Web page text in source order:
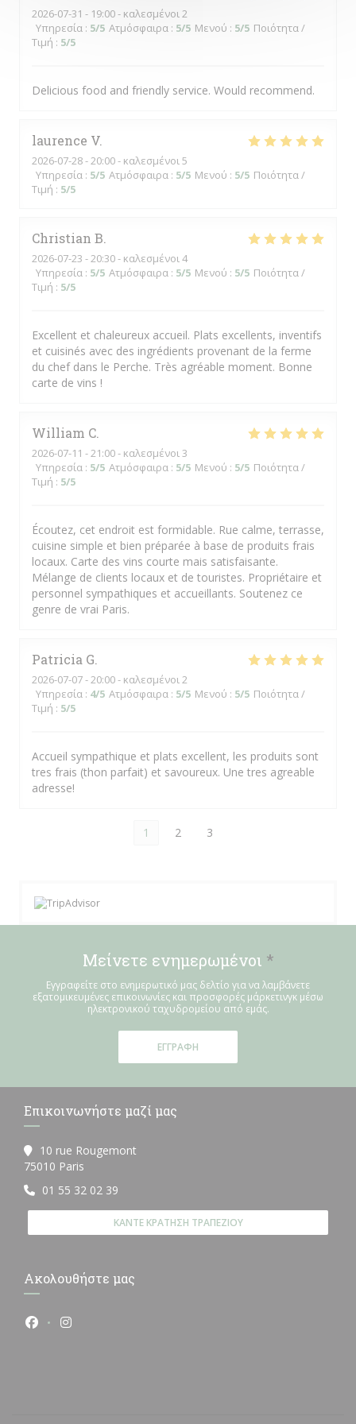
2026-07-31 - 19:00 - καλεσμένοι 2
Υπηρεσία : 5/5 Ατμόσφαιρα : 5/5 Μενού : 5/5 Ποιότητα /
Τιμή : 5/5
Delicious food and friendly service. Would recommend.
laurence V
2026-07-28- 20:00 - καλεσμένοι 5
Υπηρεσία : 5/5 Ατμόσφαιρα : 5/5 Μενού : 5/5 Ποιότητα /
Τιμή : 5/5
Christian B
2026-07-23 - 20:30 - καλεσμένοι 4
Υπηρεσία : 5/5 Ατμόσφαιρα : 5/5 Μενού : 5/5 Ποιότητα /
Τιμή : 5/5
Excellent et chaleureux accueil. Plats excellents, inventifs
et cuisinés avec des ingrédients provenant de la ferme
du chef dans le Perche. Très agréable moment. Bonne
carte de vins !
William C
2026-07-11 - 21:00 - καλεσμένοι 3
Υπηρεσία : 5/5 Ατμόσφαιρα : 5/5 Μενού : 5/5 Ποιότητα /
Τιμή : 5/5
Écoutez, cet endroit est formidable. Rue calme, terrasse,
cuisine simple et bien préparée à base de produits frais
locaux. Carte des vins courte mais satisfaisante.
Mélange de clients locaux et de touristes. Propriétaire et
personnel sympathiques et accueillants. Soutenez ce
genre de vrai Paris.
Patricia G
2026-07-07- 20:00 - καλεσμένοι 2
Υπηρεσία : 4/5 Ατμόσφαιρα : 5/5 Μενού : 5/5 Ποιότητα /
Τιμή : 5/5
Accueil sympathique et plats excellent, les produits sont
tres frais (thon parfait) et savoureux. Une tres agreable
adresse!
1 2 3
Μείνετε ενημερωμένοι *
Εγγραφείτε στο ενημερωτικό μας δελτίο για να λαμβάνετε
εξατομικευμένες επικοινωνίες και προσφορές μάρκετινγκ μέσω
ηλεκτρονικού ταχυδρομείου από εμάς.
ΕΓΓΡΑΦΉ
Επικοινωνήστε μαζί μας
10 rue Rougemont
75010 Paris
01 55 32 02 39
ΚΆΝΤΕ ΚΡΆΤΗΣΗ ΤΡΑΠΕΖΙΟΎ
Ακολουθήστε μας
Facebook ((ανοίγει σε νέο παράθυρο))
Instagram ((ανοίγει σε νέο παράθυρο))